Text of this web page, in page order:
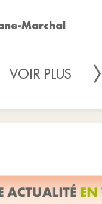
Marchal
VOIR PLUS